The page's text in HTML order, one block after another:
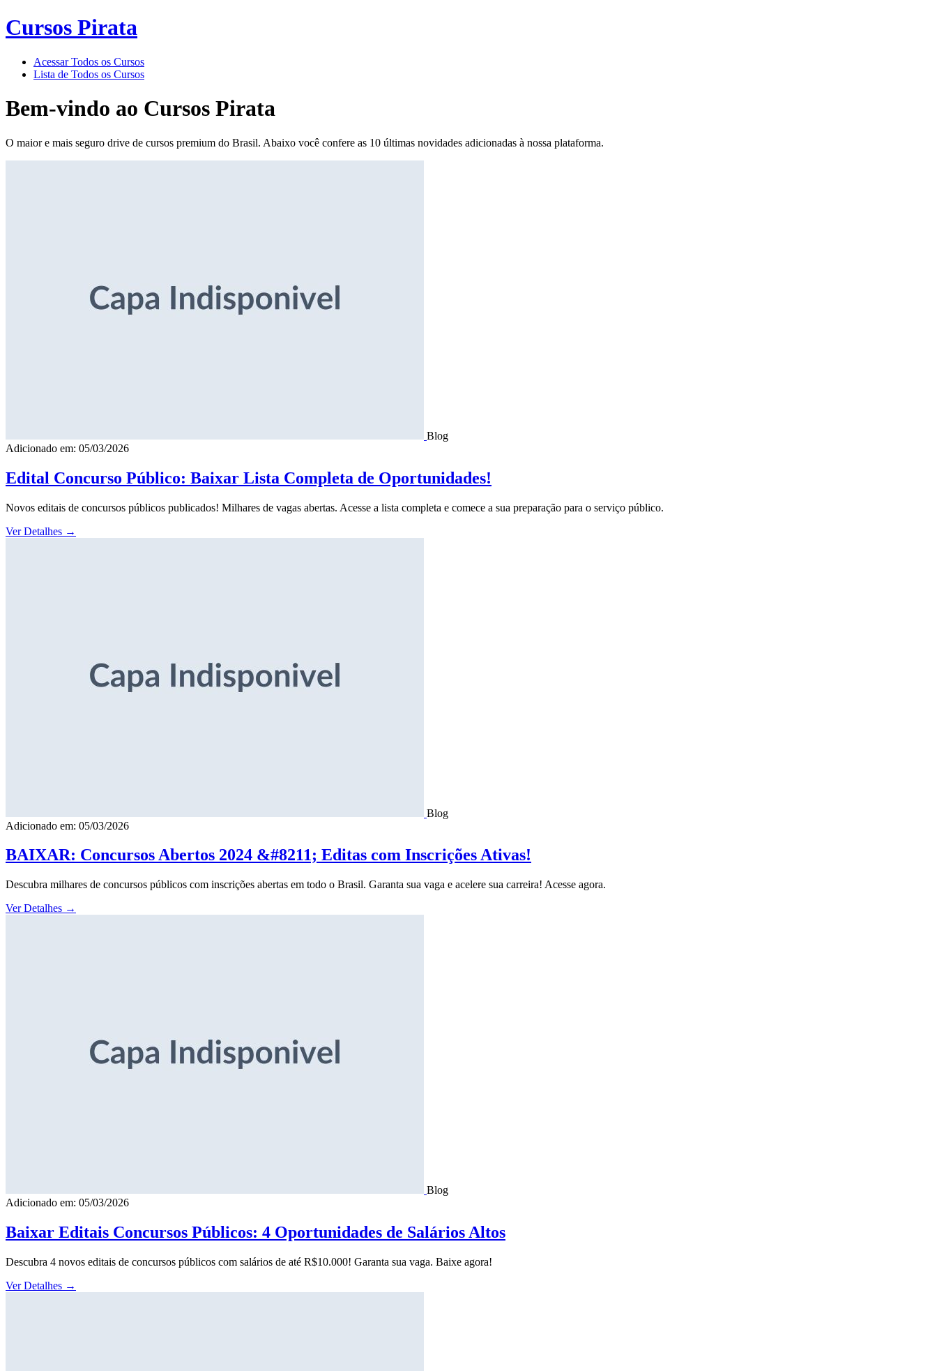
Cursos Pirata
Acessar Todos os Cursos
Lista de Todos os Cursos
Bem-vindo ao Cursos Pirata
O maior e mais seguro drive de cursos premium do Brasil. Abaixo você confere as 10 últimas novidades adicionadas à nossa plataforma.
Blog
Adicionado em: 05/03/2026
Edital Concurso Público: Baixar Lista Completa de Oportunidades!
Novos editais de concursos públicos publicados! Milhares de vagas abertas. Acesse a lista completa e comece a sua preparação para o serviço público.
Ver Detalhes →
Blog
Adicionado em: 05/03/2026
BAIXAR: Concursos Abertos 2024 &#8211; Editas com Inscrições Ativas!
Descubra milhares de concursos públicos com inscrições abertas em todo o Brasil. Garanta sua vaga e acelere sua carreira! Acesse agora.
Ver Detalhes →
Blog
Adicionado em: 05/03/2026
Baixar Editais Concursos Públicos: 4 Oportunidades de Salários Altos
Descubra 4 novos editais de concursos públicos com salários de até R$10.000! Garanta sua vaga. Baixe agora!
Ver Detalhes →